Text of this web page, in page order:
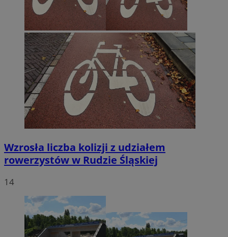
Wzrosła liczba kolizji z udziałem
rowerzystów w Rudzie Śląskiej
14